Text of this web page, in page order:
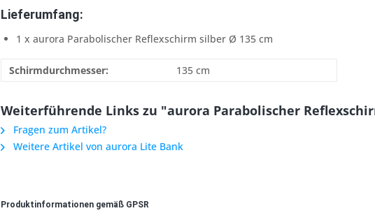
Lieferumfang:
1 x aurora Parabolischer Reflexschirm silber Ø 135 cm
Schirmdurchmesser: 135 cm
Weiterführende Links zu "aurora Parabolischer
Fragen zum Artikel?
Weitere Artikel von aurora Lite Bank
Produktinformationen gemäß GPSR